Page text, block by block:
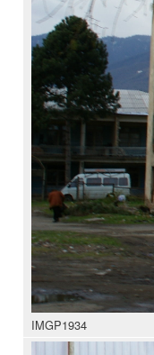
IMGP1934